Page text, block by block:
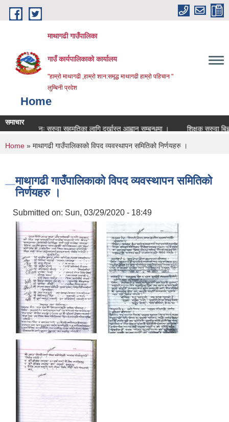
Skip to main content
माथागढी गाउँपालिका
गाउँ कार्यपालिकाको कार्यालय
"हाम्रो माथागढी ,हाम्रो शान:समृद्ध माथागढी हाम्रो पहिचान "
लुम्बिनी प्रदेश
Home
समाचार
पुनः सरुवा सहमतिका लागि दर्खास्त आह्वान सम्बन्धमा ।
शिक्षक सरुवा बिज्ञापन
You are here
Home » माथागढी गाउँपालिकाको विपद व्यवस्थापन समितिको निर्णयहरु ।
माथागढी गाउँपालिकाको विपद व्यवस्थापन समितिको
निर्णयहरु ।
Submitted on: Sun, 03/29/2020 - 18:49